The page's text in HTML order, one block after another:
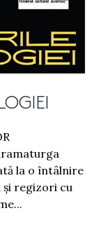
la o întâlnire
regizori cu